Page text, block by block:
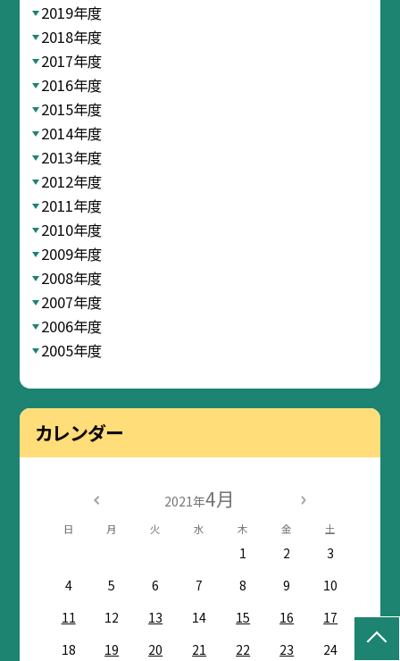
2019年度
2018年度
2017年度
2016年度
2015年度
2014年度
2013年度
2012年度
2011年度
2010年度
2009年度
2008年度
2007年度
2006年度
2005年度
カレンダー
2021年4月
日 月 火 水 木 金 土
1 2
3
4
5 6 7 8 9
10
11
12 13 14 15 16
17
18
19 20 21 22 23 24